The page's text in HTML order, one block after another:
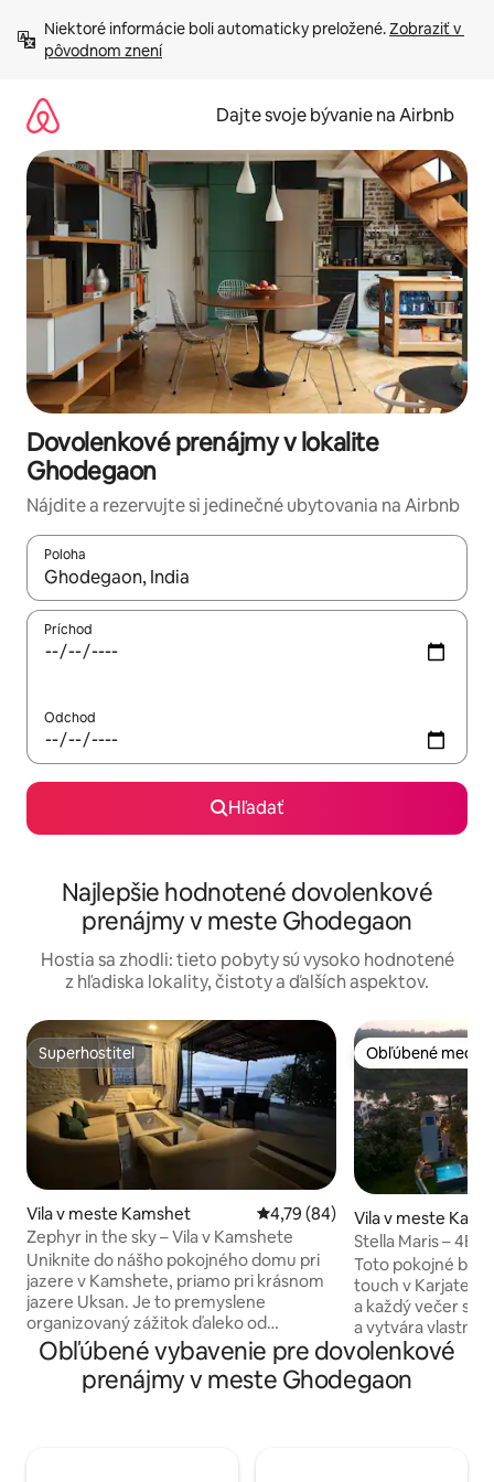
obsah.
Niektoré informácie boli automaticky preložené. Zobraziť v
pôvodnom znení
Dajte svoje bývanie na Airbnb
Dovolenkové prenájmy v lokalite
Ghodegaon
Nájdite a rezervujte si jedinečné ubytovania na Airbnb
Poloha
Keď budú výsledky k dispozícii, môžete si ich prechádzať
Príchod
Odchod
Hľadať
Najlepšie hodnotené dovolenkové
prenájmy v meste Ghodegaon
Hostia sa zhodli: tieto pobyty sú vysoko hodnotené
z hľadiska lokality, čistoty a ďalších aspektov.
Superhostiteľ
Superhostiteľ
Vila v meste Kamshet Priemerné ohodnotenie 4,79
4,79 (84)
Zephyr in the sky – Vila v Kamshete
Uniknite do nášho pokojného domu pri
jazere v Kamshete, priamo pri krásnom
jazere Uksan. Je to premyslene
organizovaný zážitok ďaleko od
každodenného zhonu s očarujúcim
starým nábytkom a umeleckými
lampami, ktoré vyrobil môj manžel.
Obľúbené medzi
Obľúbené medzi
Vila v meste
Stella Maris –
Karjat
Toto pokojné
touch v Karjate.
a každý večer sa
a vytvára vlastnú
pochváliť
rannej kávy,
na grilovanie
Obľúbené vybavenie pre dovolenkové
prenájmy v meste Ghodegaon